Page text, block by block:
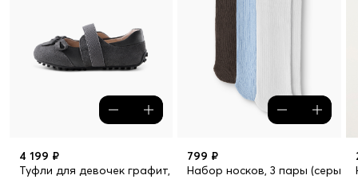
4 199 ₽
Туфли для девочек графит, 28 (18,7)_26
799 ₽
Набор носков, 3 пары (серый /